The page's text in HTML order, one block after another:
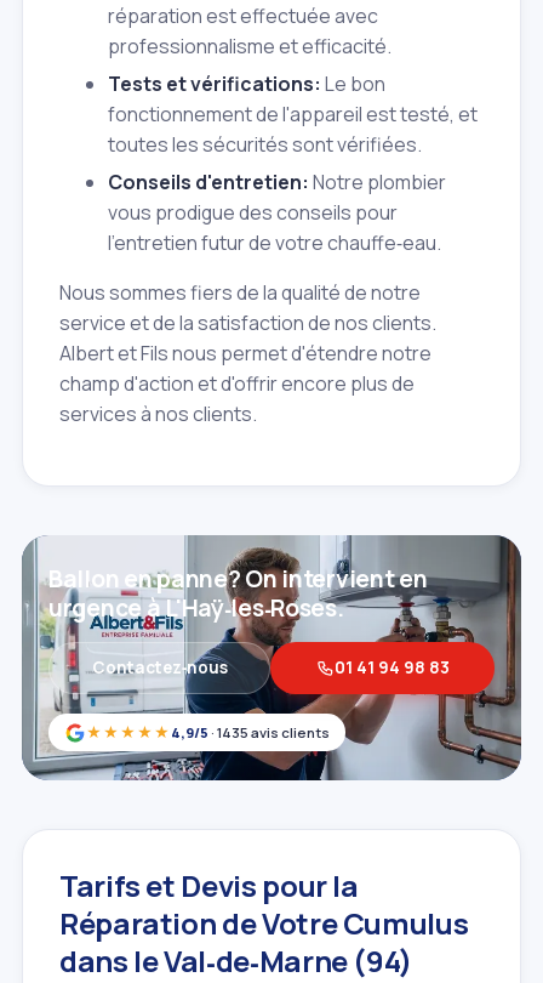
réparation est effectuée avec
professionnalisme et efficacité.
Tests et vérifications: Le bon
fonctionnement de l'appareil est testé, et
toutes les sécurités sont vérifiées.
Conseils d'entretien: Notre plombier
vous prodigue des conseils pour
l'entretien futur de votre chauffe‑eau.
Nous sommes fiers de la qualité de notre
service et de la satisfaction de nos clients.
Albert et Fils nous permet d'étendre notre
champ d'action et d'offrir encore plus de
services à nos clients.
★★★★★ 4,9/5 · 1435 avis clients
Ballon en panne? On intervient en
urgence à L'Haÿ‑les‑Roses.
Contactez‑nous 01 41 94 98 83
Tarifs et Devis pour la
Réparation de Votre Cumulus
dans le Val‑de‑Marne (94)